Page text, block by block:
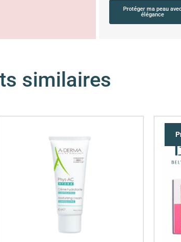
Protéger ma peau
élégance
similaires